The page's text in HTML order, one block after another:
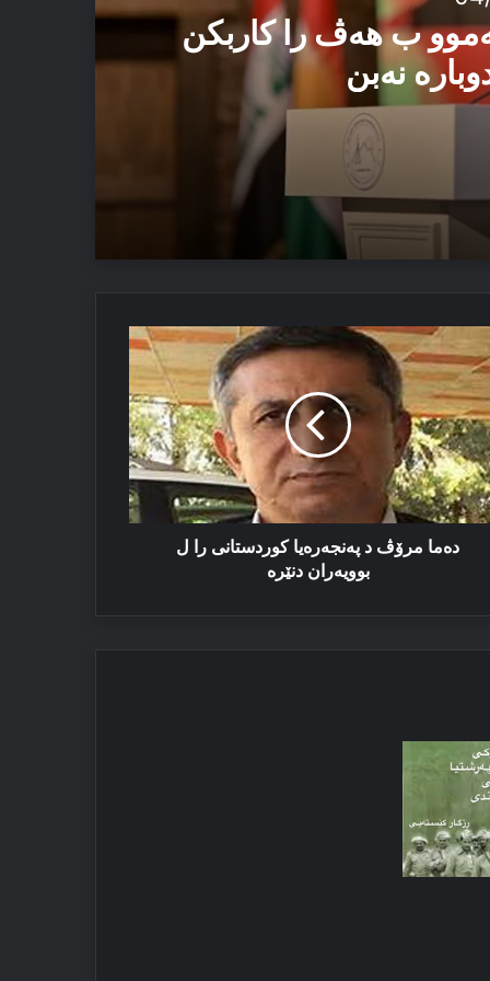
ب هەڤ را کاربکن
نەبن
ئەڤ تاوان دوبارە نەبن
دەما مرۆڤ د پەنجەرەیا کوردستانی را ل
بوویەران دنێرە